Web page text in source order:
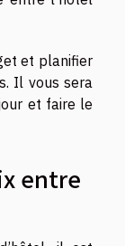
et planifier
Il vous sera
et faire le
entre